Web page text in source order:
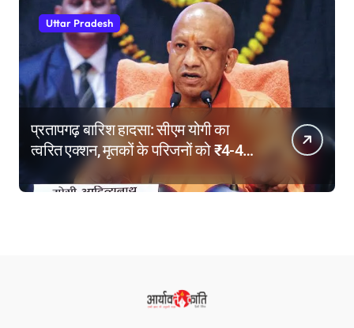
Uttar Pradesh
प्रतापगढ़ बारिश हादसा: सीएम योगी का
त्वरित एक्शन, मृतकों के परिजनों को ₹4-4
लाख की सहायता, घायलों के बेहतर इलाज के
निर्देश